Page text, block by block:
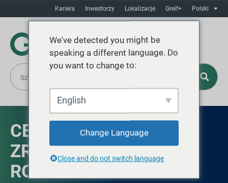
Kariera Inwestorzy Lokalizacje Greif+ Polski
CELE
ZRÓWNOWAŻONEGO
ROZWOJU
We've detected you might be
speaking a different language. Do
you want to change to:
English
Change Language
Close and do not switch language